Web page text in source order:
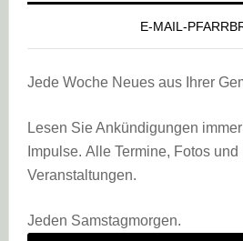
E-MAIL-
Jede Woche Neues aus Ihrer
Lesen Sie Ankündigungen
Impulse. Alle Termine, Fotos
Veranstaltungen.
Jeden Samstagmorgen.